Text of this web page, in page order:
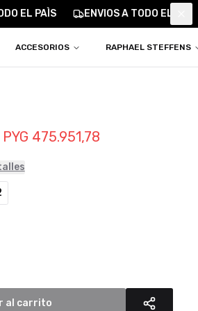
EL PAÌS ENVIOS A TODO EL PAÌS
ACCESORIOS RAPHAEL STEFFENS
PYG 475.951,78
al carrito